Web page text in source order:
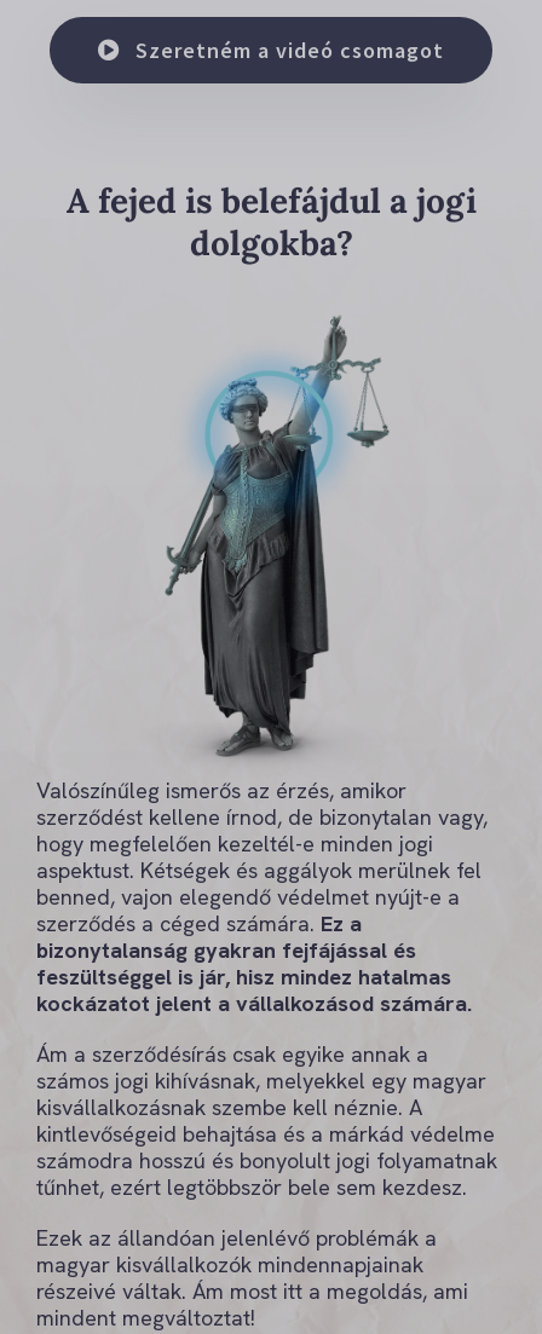
Szeretném a videó csomagot
A fejed is belefájdul a jogi
dolgokba?
Valószínűleg ismerős az érzés, amikor
szerződést kellene írnod, de bizonytalan vagy,
hogy megfelelően kezeltél-e minden jogi
aspektust. Kétségek és aggályok merülnek fel
benned, vajon elegendő védelmet nyújt-e a
szerződés a céged számára. Ez a
bizonytalanság gyakran fejfájással és
feszültséggel is jár, hisz mindez hatalmas
kockázatot jelent a vállalkozásod számára.
Ám a szerződésírás csak egyike annak a
számos jogi kihívásnak, melyekkel egy magyar
kisvállalkozásnak szembe kell néznie. A
kintlevőségeid behajtása és a márkád védelme
számodra hosszú és bonyolult jogi folyamatnak
tűnhet, ezért legtöbbször bele sem kezdesz.
Ezek az állandóan jelenlévő problémák a
magyar kisvállalkozók mindennapjainak
részeivé váltak. Ám most itt a megoldás, ami
mindent megváltoztat!